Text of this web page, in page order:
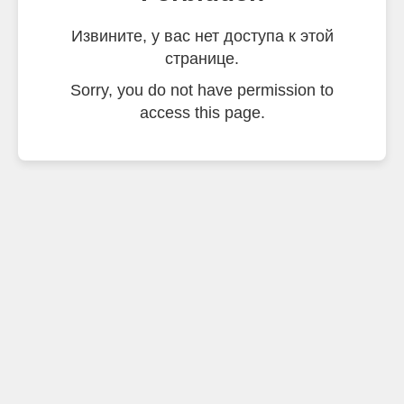
Извините, у вас нет доступа к этой
странице.
Sorry, you do not have permission to
access this page.